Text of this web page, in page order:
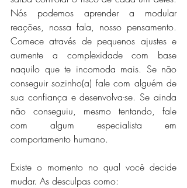
Nós podemos aprender a modular
reações, nossa fala, nosso pensamento.
Comece através de pequenos ajustes e
aumente a complexidade com base
naquilo que te incomoda mais. Se não
conseguir sozinho(a) fale com alguém de
sua confiança e desenvolva-se. Se ainda
não conseguiu, mesmo tentando, fale
com algum especialista em
comportamento humano.
Existe o momento no qual você decide
mudar. As desculpas como: